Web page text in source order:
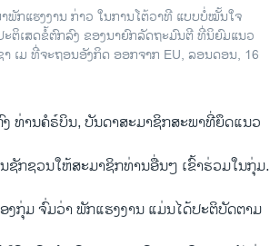
ພັກແຮງງານ ກ່າວ ໃນການໂຕ້ວາທີ ແບບບໍ່ໝັ້ນໃຈ
ຕິເສດຂໍ້ຕົກລົງ ຂອງນາຍົກລັດຖະມົນຕີ ທີ່ນິຍົມແນວ
າ ເມ ທີ່ຈະຖອນອັງກິດ ອອກຈາກ EU, ລອນດອນ, 16
ທ່ານ​ຄໍ​ຣ໌​ບິນ, ບັນ​ດາ​ສະ​ມາ​ຊິກສະ​ພາ​ທີ່ຍຶດ​ແນວ​
ຊັກ​ຊວນ​ໃຫ້​ສະ​ມາ​ຊິກ​ທ່ານ​ອື່ນໆ ເຂົ້າ​ຮ່ວມໃນ​ກຸ່ມ.
ກຸ່ມ ຈົ່ມ​ວ່າ ​ພັກ​ແຮງ​ງານ ແມ່ນ​ໄດ້​ປະ​ຕິ​ບັດ​ຕາມ